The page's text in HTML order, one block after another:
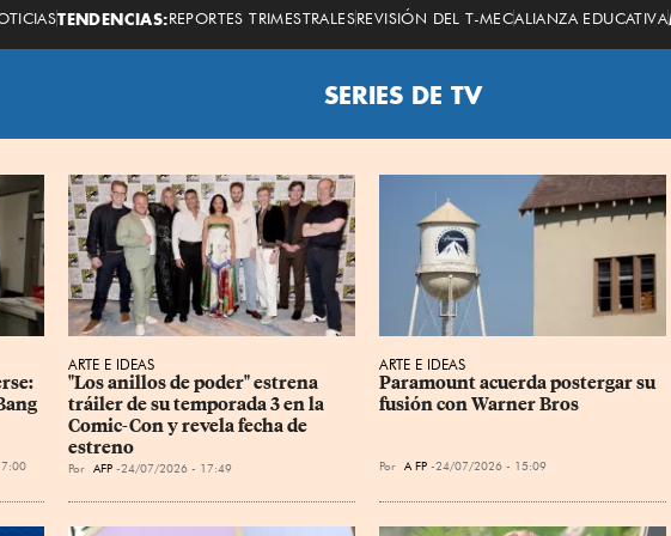
TENDENCIAS:REPORTES TRIMESTRALESREVISIÓN DEL T-MECALIANZA EDUCATIVA
SERIES DE TV
ARTE E IDEAS
"Los anillos de poder" estrena
tráiler de su temporada 3 en la
Comic-Con y revela fecha de
estreno
Por AFP 24/07/2026 - 17:49
ARTE E IDEAS
Paramount acuerda postergar su
fusión con Warner Bros
Por A FP 24/07/2026 - 15:09